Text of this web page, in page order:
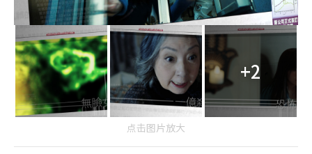
+2
点击图片放大